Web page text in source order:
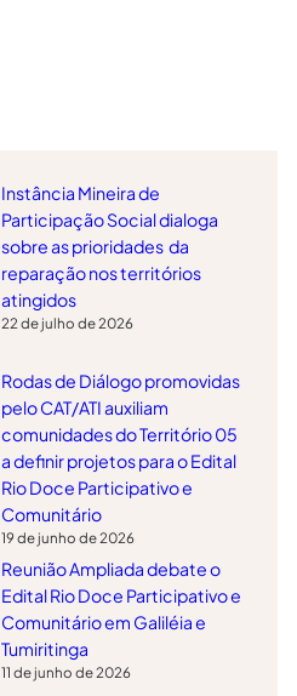
Instância Mineira de
Participação Social dialoga
sobre as prioridades da
reparação nos territórios
atingidos
22 de julho de 2026
Rodas de Diálogo promovidas
pelo CAT/ATI auxiliam
comunidades do Território 05
a definir projetos para o Edital
Rio Doce Participativo e
Comunitário
19 de junho de 2026
Reunião Ampliada debate o
Edital Rio Doce Participativo e
Comunitário em Galiléia e
Tumiritinga
11 de junho de 2026